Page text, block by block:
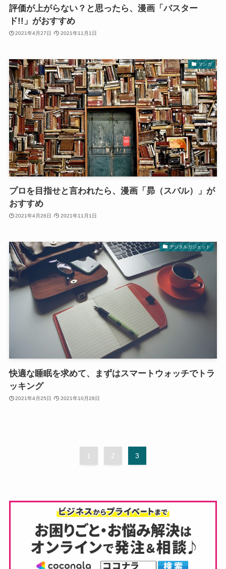
評価が上がらない？と思ったら、漫画「バスター
ド!!」がおすすめ
2021年4月27日 2021年11月1日
マンガ
プロを目指せと言われたら、漫画「昴（スバル）」が
おすすめ
2021年4月26日 2021年11月1日
デジタルガジェット
快適な睡眠を求めて、まずはスマートウォッチでトラ
ッキング
2021年4月25日 2021年10月28日
1 2 3